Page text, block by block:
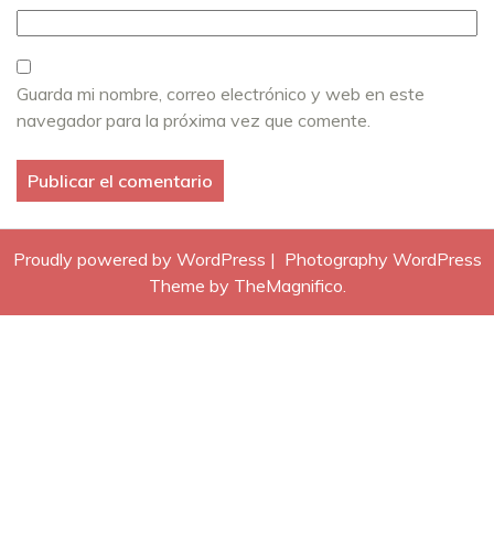
Guarda mi nombre, correo electrónico y web en este
navegador para la próxima vez que comente.
Proudly powered by WordPress | Photography WordPress
Theme by TheMagnifico.